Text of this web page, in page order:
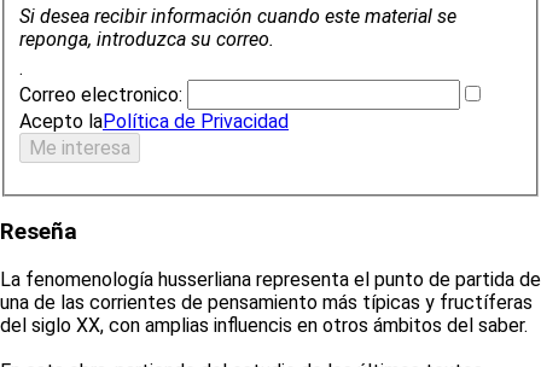
Si desea recibir información cuando este material se
reponga, introduzca su correo.
.
Correo electronico:
Acepto laPolítica de Privacidad
Reseña
La fenomenología husserliana representa el punto de partida de
una de las corrientes de pensamiento más típicas y fructíferas
del siglo XX, con amplias influencis en otros ámbitos del saber.